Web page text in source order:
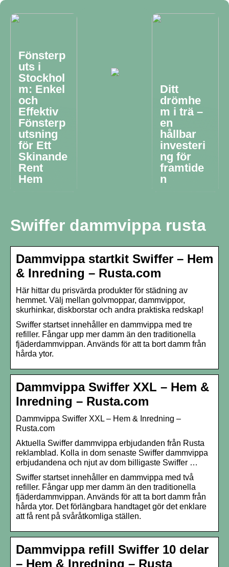
Fönsterp
uts i
Stockhol
m: Enkel
och
Effektiv
Fönsterp
utsning
för Ett
Skinande
Rent
Hem
Ditt
drömhe
m i trä –
en
hållbar
investeri
ng för
framtide
n
Swiffer dammvippa rusta
Dammvippa startkit Swiffer – Hem
& Inredning – Rusta.com
Här hittar du prisvärda produkter för städning av
hemmet. Välj mellan golvmoppar, dammvippor,
skurhinkar, diskborstar och andra praktiska redskap!
Swiffer startset innehåller en dammvippa med tre
refiller. Fångar upp mer damm än den traditionella
fjäderdammvippan. Används för att ta bort damm från
hårda ytor.
Dammvippa Swiffer XXL – Hem &
Inredning – Rusta.com
Dammvippa Swiffer XXL – Hem & Inredning –
Rusta.com
Aktuella Swiffer dammvippa erbjudanden från Rusta
reklamblad. Kolla in dom senaste Swiffer dammvippa
erbjudandena och njut av dom billigaste Swiffer …
Swiffer startset innehåller en dammvippa med två
refiller. Fångar upp mer damm än den traditionella
fjäderdammvippan. Används för att ta bort damm från
hårda ytor. Det förlängbara handtaget gör det enklare
att få rent på svåråtkomliga ställen.
Dammvippa refill Swiffer 10 delar
– Hem & Inredning – Rusta